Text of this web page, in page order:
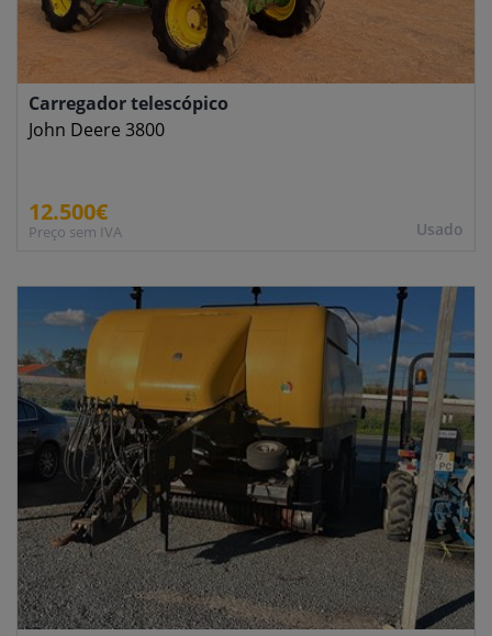
Usado
Carregador telescópico
John Deere 3800
12.500€
Preço sem IVA